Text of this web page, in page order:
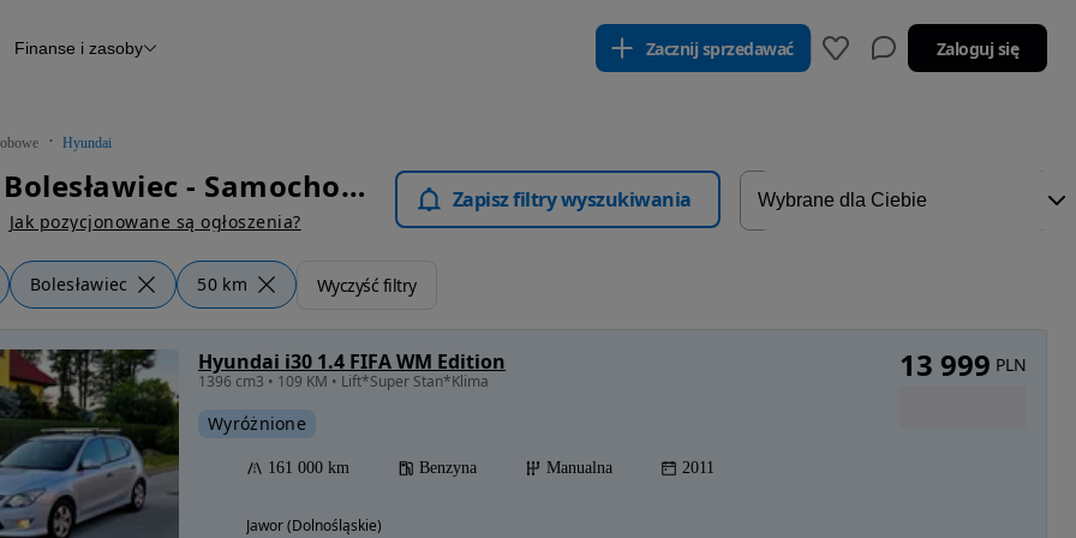
Raport z inspekcji
Otomoto News
Finanse i zasoby Zacznij sprzedawać Zaloguj się
Hyundai
Hyundai Bolesławiec - Samochody Osobowe
Jak pozycjonowane są ogłoszenia?
Zapisz filtry wyszukiwania
Bolesławiec 50 km Wyczyść filtry
Hyundai i30 1.4 FIFA WM Edition
1396 cm3 • 109 KM • Lift*Super Stan*Klima
Wyróżnione
161 000 km Benzyna Manualna 2011
Jawor (Dolnośląskie)
13 999 PLN